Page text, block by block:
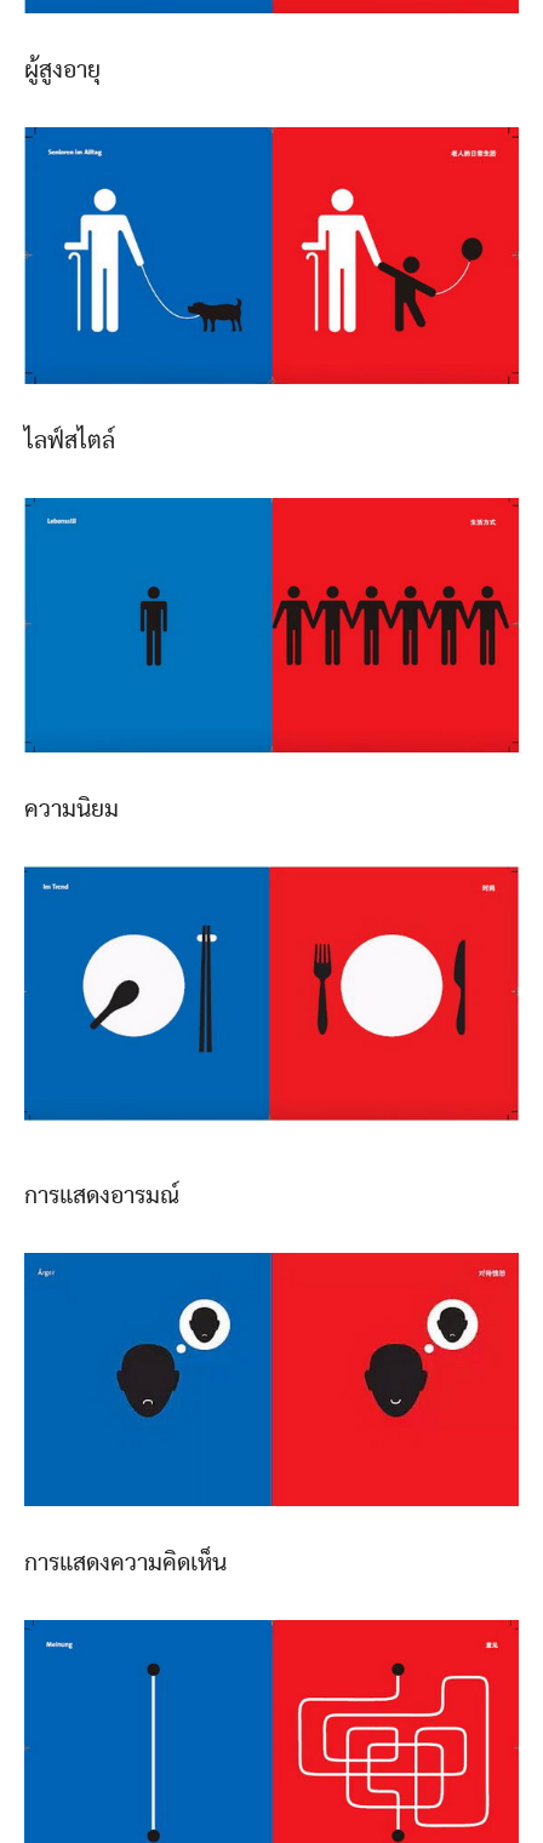
ผู้สูงอายุ
ไลฟ์สไตล์
ความนิยม
การแสดงอารมณ์
การแสดงความคิดเห็น